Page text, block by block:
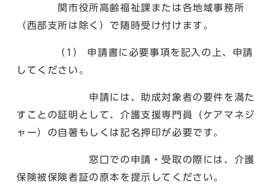
関市役所高齢福祉課または各地域事務所
（西部支所は除く）で随時受け付けます。
（1） 申請書に必要事項を記入の上、申請
してください。
申請には、助成対象者の要件を満た
すことの証明として、介護支援専門員（ケアマネジ
ャー）の自著もしくは記名押印が必要です。
窓口での申請・受取の際には、介護
保険被保険者証の原本を提示してください。